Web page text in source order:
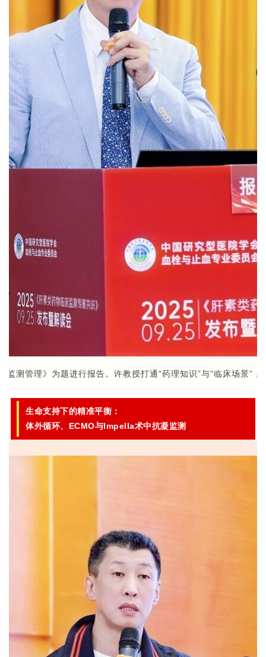
测管理》为题进行报告。许教授打通“药理知识”与“临床场景”
生命支持下的精准平衡：
体外循环、ECMO与Impella术中抗凝监测